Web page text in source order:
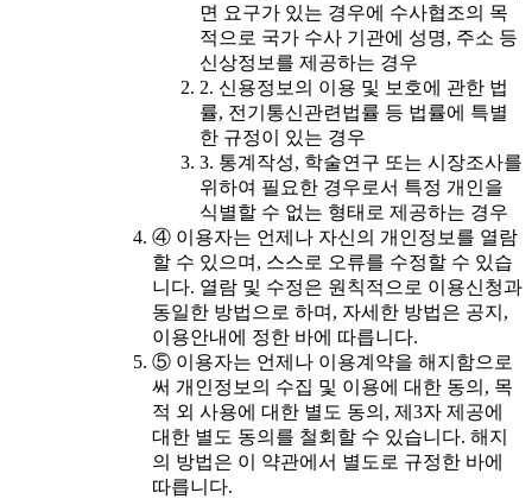
면 요구가 있는 경우에 수사협조의 목
적으로 국가 수사 기관에 성명, 주소 등
신상정보를 제공하는 경우
2. 신용정보의 이용 및 보호에 관한 법
률, 전기통신관련법률 등 법률에 특별
한 규정이 있는 경우
3. 통계작성, 학술연구 또는 시장조사를
위하여 필요한 경우로서 특정 개인을
식별할 수 없는 형태로 제공하는 경우
④ 이용자는 언제나 자신의 개인정보를 열람
할 수 있으며, 스스로 오류를 수정할 수 있습
니다. 열람 및 수정은 원칙적으로 이용신청과
동일한 방법으로 하며, 자세한 방법은 공지,
이용안내에 정한 바에 따릅니다.
⑤ 이용자는 언제나 이용계약을 해지함으로
써 개인정보의 수집 및 이용에 대한 동의, 목
적 외 사용에 대한 별도 동의, 제3자 제공에
대한 별도 동의를 철회할 수 있습니다. 해지
의 방법은 이 약관에서 별도로 규정한 바에
따릅니다.